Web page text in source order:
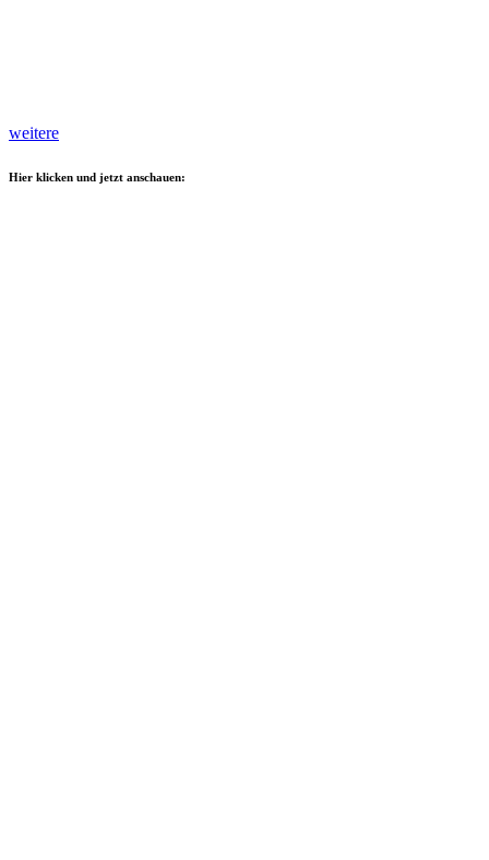
weitere
Hier klicken und jetzt anschauen: